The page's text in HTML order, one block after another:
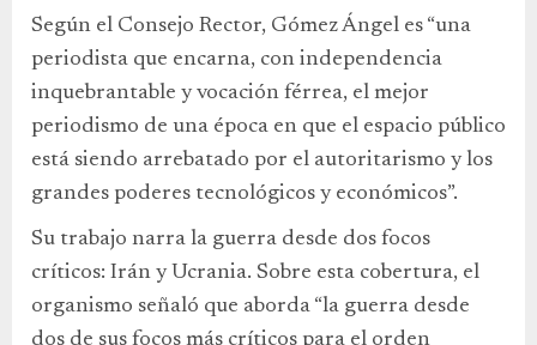
Según el Consejo Rector, Gómez Ángel es “una
periodista que encarna, con independencia
inquebrantable y vocación férrea, el mejor
periodismo de una época en que el espacio público
está siendo arrebatado por el autoritarismo y los
grandes poderes tecnológicos y económicos”.
Su trabajo narra la guerra desde dos focos
críticos: Irán y Ucrania. Sobre esta cobertura, el
organismo señaló que aborda “la guerra desde
dos de sus focos más críticos para el orden